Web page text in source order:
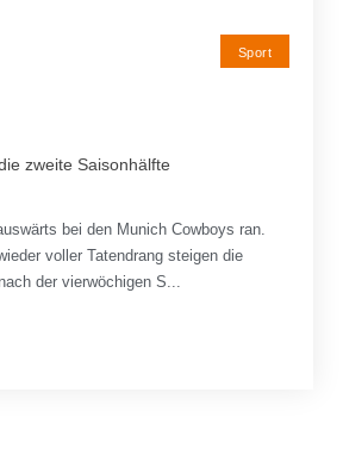
Sport
zweite Saisonhälfte
bei den Munich Cowboys ran.
voller Tatendrang steigen die
der vierwöchigen S...